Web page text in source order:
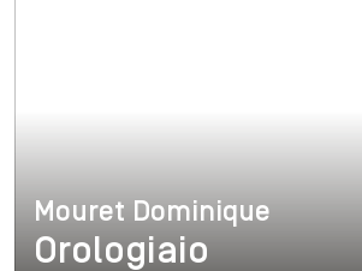
Mouret Dominique
Mouret Dominique
Orologiaio